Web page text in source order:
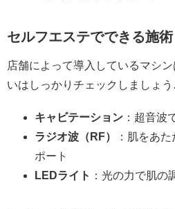
セルフエステでできる施術
店舗によって導入しているマシ
いはしっかりチェックしましょう
キャビテーション ：超音波
ラジオ波（RF）
：肌をあ
ポート
LEDライト ：光の力で肌の